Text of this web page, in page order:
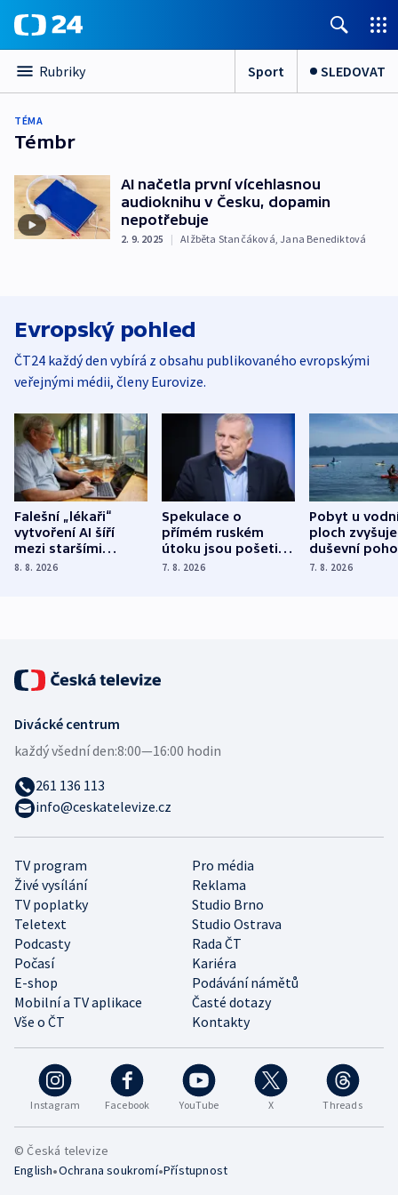
Rubriky Sport SLEDOVAT
TÉMA
Témbr
AI načetla první vícehlasnou
audioknihu v Česku, dopamin
nepotřebuje
2. 9. 2025 | Alžběta Stančáková, Jana Benediktová
Evropský pohled
ČT24 každý den vybírá z obsahu publikovaného evropskými
veřejnými médii, členy Eurovize.
Falešní „lékaři“
vytvoření AI šíří
mezi staršími
Poláky nebezpečné
8. 8. 2026
Spekulace o
přímém ruském
útoku jsou pošetilé,
míní estonský
7. 8. 2026
Pobyt u
ploch zvyšuje
duševní
ukázala
7. 8. 2026
Instagram Facebook YouTube X Threads
TV program
Pro média
Živé vysílání
Reklama
TV poplatky
Studio Brno
Teletext
Studio Ostrava
Podcasty
Rada ČT
Počasí
Kariéra
E-shop
Podávání námětů
Mobilní a TV aplikace
Časté dotazy
Vše o ČT
Kontakty
Divácké centrum
každý všední den:8:00—16:00 hodin
261 136 113
info@ceskatelevize.cz
© Česká televize
English•Ochrana soukromí•Přístupnost